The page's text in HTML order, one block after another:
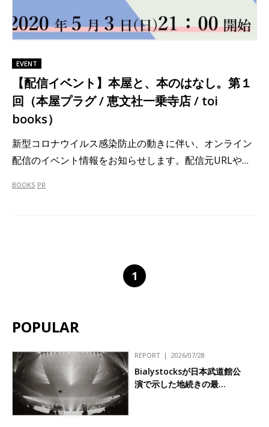
EVENT
【配信イベント】本屋と、本のはなし。第１
回（本屋プラグ / 恵文社一乗寺店 / toi
books）
新型コロナウイルス感染防止の動きに伴い、オンライン
配信のイベント情報をお知らせします。配信元URLや…
BOOKS PR
1
POPULAR
REPORT 2026/07/28
Bialystocksが日本武道館公
演で示した地続きの最…